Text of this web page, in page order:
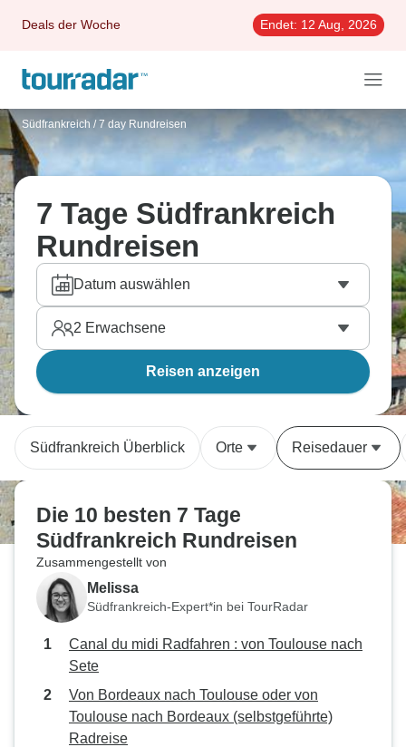
Deals der Woche Endet: 12 Aug, 2026
Südfrankreich / 7 day Rundreisen
7 Tage Südfrankreich
Rundreisen
Datum auswählen
2 Erwachsene
Reisen anzeigen
Südfrankreich Überblick Orte Reisedauer
Die 10 besten 7 Tage
Südfrankreich Rundreisen
Zusammengestellt von
Melissa
Südfrankreich-Expert*in bei TourRadar
Canal du midi Radfahren : von Toulouse nach
Sete
Von Bordeaux nach Toulouse oder von
Toulouse nach Bordeaux (selbstgeführte)
Radreise